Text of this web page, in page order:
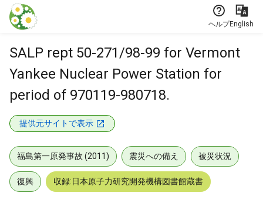
本文に飛ぶ
ヘルプEnglish
SALP rept 50-271/98-99 for Vermont
Yankee Nuclear Power Station for
period of 970119-980718.
提供元サイトで表示
福島第一原発事故 (2011) 震災への備え 被災状況
復興 収録:日本原子力研究開発機構図書館蔵書